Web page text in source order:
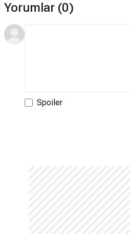
Yorumlar (0)
Spoiler